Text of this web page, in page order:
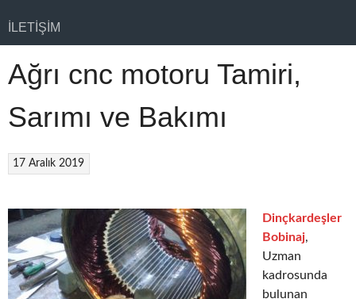
İLETIŞIM
Ağrı cnc motoru Tamiri,
Sarımı ve Bakımı
17 Aralık 2019
Dinçkardeşler
Bobinaj,
Uzman
kadrosunda
bulunan